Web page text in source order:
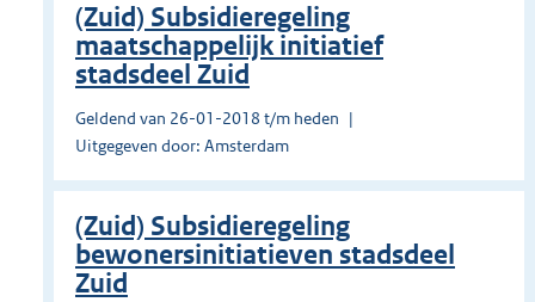
(Zuid) Subsidieregeling
maatschappelijk initiatief
stadsdeel Zuid
Geldend van 26-01-2018 t/m heden
Uitgegeven door: Amsterdam
(Zuid) Subsidieregeling
bewonersinitiatieven stadsdeel
Zuid